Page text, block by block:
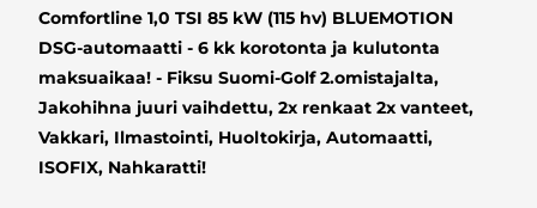
Comfortline 1,0 TSI 85 kW (115 hv) BLUEMOTION
DSG-automaatti - 6 kk korotonta ja kulutonta
maksuaikaa! - Fiksu Suomi-Golf 2.omistajalta,
Jakohihna juuri vaihdettu, 2x renkaat 2x vanteet,
Vakkari, Ilmastointi, Huoltokirja, Automaatti,
ISOFIX, Nahkaratti!